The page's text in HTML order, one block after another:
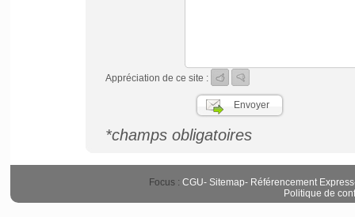
Appréciation de ce site :
*champs obligatoires
Focus : CGU- Sitemap- Référencement Express
Politique de